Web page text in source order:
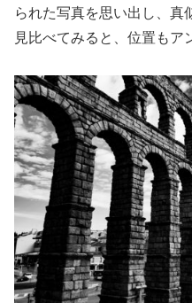
られた写真を思い出し、真
見比べてみると、位置もア